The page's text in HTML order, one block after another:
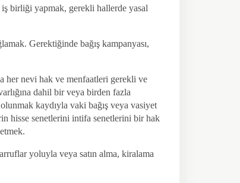
birliği yapmak, gerekli hallerde yasal
Gerektiğinde bağış kampanyası,
her nevi hak ve menfaatleri gerekli ve
dahil bir veya birden fazla
kaydıyla vaki bağış veya vasiyet
hisse senetlerini intifa senetlerini bir hak
yoluyla veya satın alma, kiralama